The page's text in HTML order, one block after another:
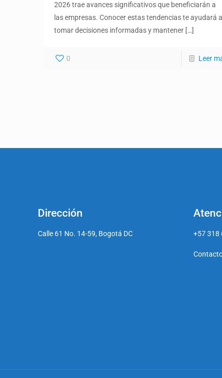
2026 trae avances significativos que beneficiarán a
las empresas. Conocer estas tendencias te ayudará a
tomar decisiones informadas y mantener […]
0 Leer
Dirección
Calle 61 No. 14-59, Bogotá DC +57 318